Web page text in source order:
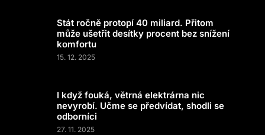
Stát ročně protopí 40 miliard. Přitom
může ušetřit desítky procent bez snížení
komfortu
15. 12. 2025
I když fouká, větrná elektrárna nic
nevyrobí. Učme se předvídat, shodli se
odborníci
27. 11. 2025